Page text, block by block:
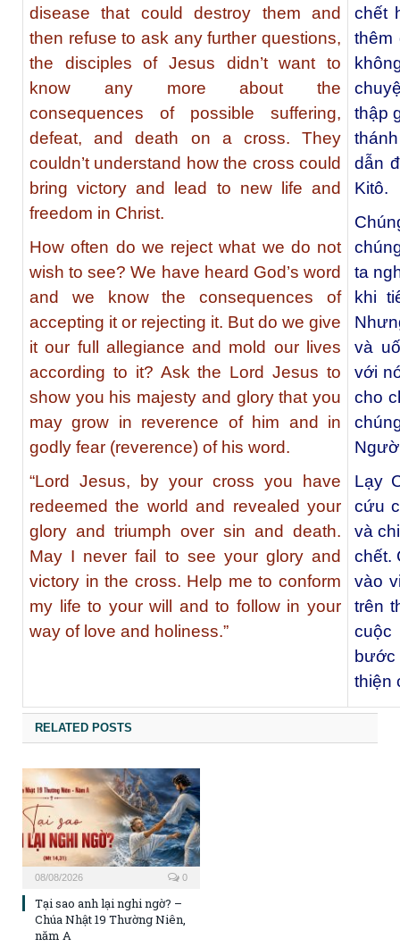
disease that could destroy them and
then refuse to ask any further questions,
the disciples of Jesus didn’t want to
know any more about the
consequences of possible suffering,
defeat, and death on a cross. They
couldn’t understand how the cross could
bring victory and lead to new life and
freedom in Christ.
How often do we reject what we do not
wish to see? We have heard God’s word
and we know the consequences of
accepting it or rejecting it. But do we give
it our full allegiance and mold our lives
according to it? Ask the Lord Jesus to
show you his majesty and glory that you
may grow in reverence of him and in
godly fear (reverence) of his word.
“Lord Jesus, by your cross you have
redeemed the world and revealed your
glory and triumph over sin and death.
May I never fail to see your glory and
victory in the cross. Help me to conform
my life to your will and to follow in your
way of love and holiness.”
chết
thêm
thập
dẫn
Kitô.
ta
khi
và
với
cho
Lạy
cứu
và
chết.
vào
trên
thiện
RELATED POSTS
08/08/2026 0
Tại sao anh lại nghi ngờ? –
Chúa Nhật 19 Thường Niên,
năm A